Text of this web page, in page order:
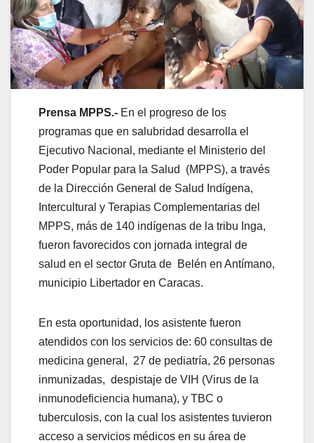
Prensa MPPS.- En el progreso de los
programas que en salubridad desarrolla el
Ejecutivo Nacional, mediante el Ministerio del
Poder Popular para la Salud (MPPS), a través
de la Dirección General de Salud Indígena,
Intercultural y Terapias Complementarias del
MPPS, más de 140 indígenas de la tribu Inga,
fueron favorecidos con jornada integral de
salud en el sector Gruta de Belén en Antímano,
municipio Libertador en Caracas.
En esta oportunidad, los asistente fueron
atendidos con los servicios de: 60 consultas de
medicina general, 27 de pediatría, 26 personas
inmunizadas, despistaje de VIH (Virus de la
inmunodeficiencia humana), y TBC o
tuberculosis, con la cual los asistentes tuvieron
acceso a servicios médicos en su área de